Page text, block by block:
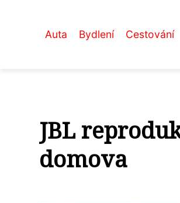
Auta Bydlení Cestování
JBL
domova